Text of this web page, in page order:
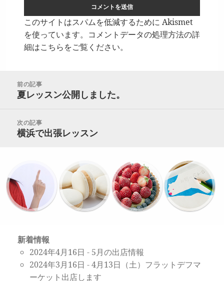
このサイトはスパムを低減するために Akismet
を使っています。 コメントデータの処理方法の詳
細はこちらをご覧ください。
前の記事
前
投
稿
夏レッスン公開しました。
次の記事
次
横浜で出張レッスン
新着情報
2024年4月16日 - 5月の出店情報
2024年3月16日 -4月13日（土）フラットデフマ
ーケット出店します